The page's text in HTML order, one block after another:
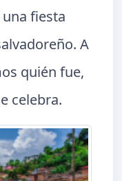
una fiesta
A
quién fue,
celebra.